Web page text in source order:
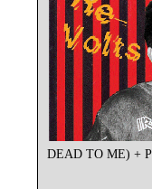
DEAD TO ME) +